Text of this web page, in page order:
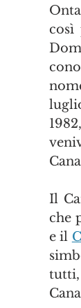
così
Il
che
e il